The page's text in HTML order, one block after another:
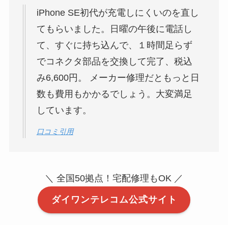
iPhone SE初代が充電しにくいのを直し
てもらいました。日曜の午後に電話し
て、すぐに持ち込んで、１時間足らず
でコネクタ部品を交換して完了、税込
み6,600円。 メーカー修理だともっと日
数も費用もかかるでしょう。大変満足
しています。
口コミ引用
＼ 全国50拠点！宅配修理もOK ／
ダイワンテレコム公式サイト